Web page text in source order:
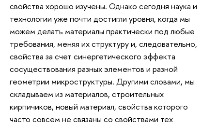
свойства хорошо изучены. Однако сегодня наука и
технологии уже почти достигли уровня, когда мы
можем делать материалы практически под любые
требования, меняя их структуру и, следовательно,
свойства за счет синергетического эффекта
сосуществования разных элементов и разной
геометрии микроструктуры. Другими словами, мы
складываем из материалов, строительных
кирпичиков, новый материал, свойства которого
часто совсем не связаны со свойствами тех